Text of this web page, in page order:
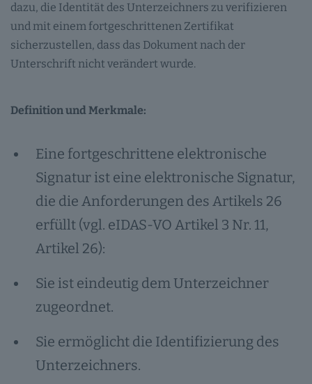
dazu, die Identität des Unterzeichners zu verifizieren
und mit einem fortgeschrittenen Zertifikat
sicherzustellen, dass das Dokument nach der
Unterschrift nicht verändert wurde.
Definition und Merkmale:
Eine fortgeschrittene elektronische
Signatur ist eine elektronische Signatur,
die die Anforderungen des Artikels 26
erfüllt (vgl. eIDAS-VO Artikel 3 Nr. 11,
Artikel 26):
Sie ist eindeutig dem Unterzeichner
zugeordnet.
Sie ermöglicht die Identifizierung des
Unterzeichners.